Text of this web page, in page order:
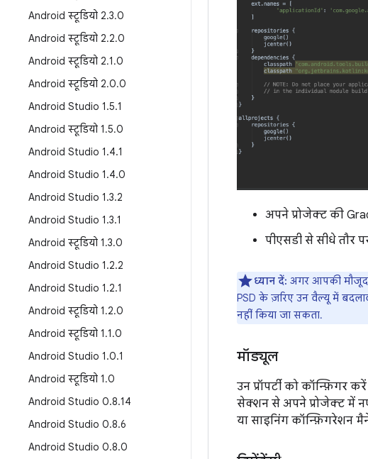
Android स्टूडियो 2.3.0
Android स्टूडियो 2.2.0
Android स्टूडियो 2.1.0
Android स्टूडियो 2.0.0
Android Studio 1.5.1
Android स्टूडियो 1.5.0
Android Studio 1.4.1
Android Studio 1.4.0
Android Studio 1.3.2
Android Studio 1.3.1
Android स्टूडियो 1.3.0
Android Studio 1.2.2
Android Studio 1.2.1
Android स्टूडियो 1.2.0
Android स्टूडियो 1.1.0
Android Studio 1.0.1
Android स्टूडियो 1.0
Android Studio 0.8.14
Android Studio 0.8.6
Android Studio 0.8.0
अपने प्रोजेक्ट की
पीएसडी से सीधे तौर
ध्यान दें: अगर आपकी
PSD के ज़रिए उन वैल्यू में
नहीं किया जा सकता.
मॉड्यूल
उन प्रॉपर्टी को कॉन्फ़िगर
सेक्शन से अपने प्रोजेक्ट में
या साइनिंग कॉन्फ़िगरेशन